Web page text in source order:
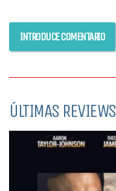
ÚLTIMAS REVIEWS